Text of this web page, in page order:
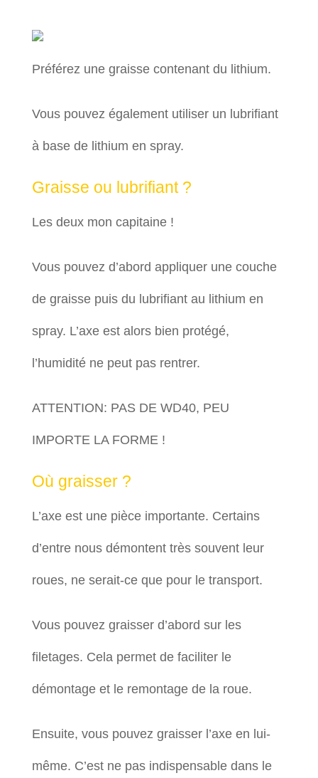
Préférez une graisse contenant du lithium.
Vous pouvez également utiliser un lubrifiant
à base de lithium en spray.
Graisse ou lubrifiant ?
Les deux mon capitaine !
Vous pouvez d’abord appliquer une couche
de graisse puis du lubrifiant au lithium en
spray. L’axe est alors bien protégé,
l’humidité ne peut pas rentrer.
ATTENTION: PAS DE WD40, PEU
IMPORTE LA FORME !
Où graisser ?
L’axe est une pièce importante. Certains
d’entre nous démontent très souvent leur
roues, ne serait-ce que pour le transport.
Vous pouvez graisser d’abord sur les
filetages. Cela permet de faciliter le
démontage et le remontage de la roue.
Ensuite, vous pouvez graisser l’axe en lui-
même. C’est ne pas indispensable dans le